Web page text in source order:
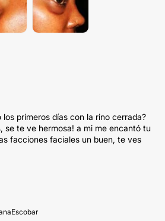
primeros días con la rino cerrada?
se te ve hermosa! a mi me encantó tu
facciones faciales un buen, te ves